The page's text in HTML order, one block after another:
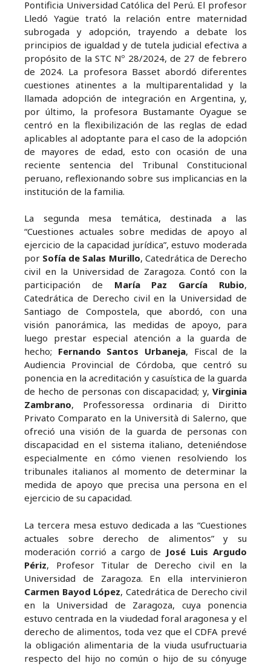
Pontificia Universidad Católica del Perú. El profesor
Lledó Yagüe trató la relación entre maternidad
subrogada y adopción, trayendo a debate los
principios de igualdad y de tutela judicial efectiva a
propósito de la STC Nº 28/2024, de 27 de febrero
de 2024. La profesora Basset abordó diferentes
cuestiones atinentes a la multiparentalidad y la
llamada adopción de integración en Argentina, y,
por último, la profesora Bustamante Oyague se
centró en la flexibilización de las reglas de edad
aplicables al adoptante para el caso de la adopción
de mayores de edad, esto con ocasión de una
reciente sentencia del Tribunal Constitucional
peruano, reflexionando sobre sus implicancias en la
institución de la familia.
La segunda mesa temática, destinada a las
“Cuestiones actuales sobre medidas de apoyo al
ejercicio de la capacidad jurídica”, estuvo moderada
por Sofía de Salas Murillo, Catedrática de Derecho
civil en la Universidad de Zaragoza. Contó con la
participación de María Paz García Rubio,
Catedrática de Derecho civil en la Universidad de
Santiago de Compostela, que abordó, con una
visión panorámica, las medidas de apoyo, para
luego prestar especial atención a la guarda de
hecho; Fernando Santos Urbaneja, Fiscal de la
Audiencia Provincial de Córdoba, que centró su
ponencia en la acreditación y casuística de la guarda
de hecho de personas con discapacidad; y, Virginia
Zambrano, Professoressa ordinaria di Diritto
Privato Comparato en la Università di Salerno, que
ofreció una visión de la guarda de personas con
discapacidad en el sistema italiano, deteniéndose
especialmente en cómo vienen resolviendo los
tribunales italianos al momento de determinar la
medida de apoyo que precisa una persona en el
ejercicio de su capacidad.
La tercera mesa estuvo dedicada a las “Cuestiones
actuales sobre derecho de alimentos” y su
moderación corrió a cargo de José Luis Argudo
Périz, Profesor Titular de Derecho civil en la
Universidad de Zaragoza. En ella intervinieron
Carmen Bayod López, Catedrática de Derecho civil
en la Universidad de Zaragoza, cuya ponencia
estuvo centrada en la viudedad foral aragonesa y el
derecho de alimentos, toda vez que el CDFA prevé
la obligación alimentaria de la viuda usufructuaria
respecto del hijo no común o hijo de su cónyuge